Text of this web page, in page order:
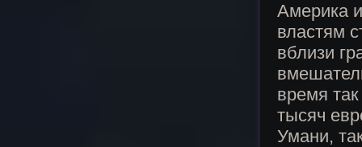
Америка
властям
вблизи
время
тысяч
Умани,